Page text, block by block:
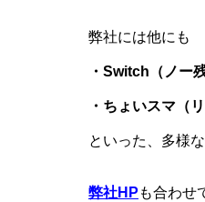
弊社には他にも
・Switch （ノー
・ちょいスマ（
といった、多様
弊社HP も合わせ